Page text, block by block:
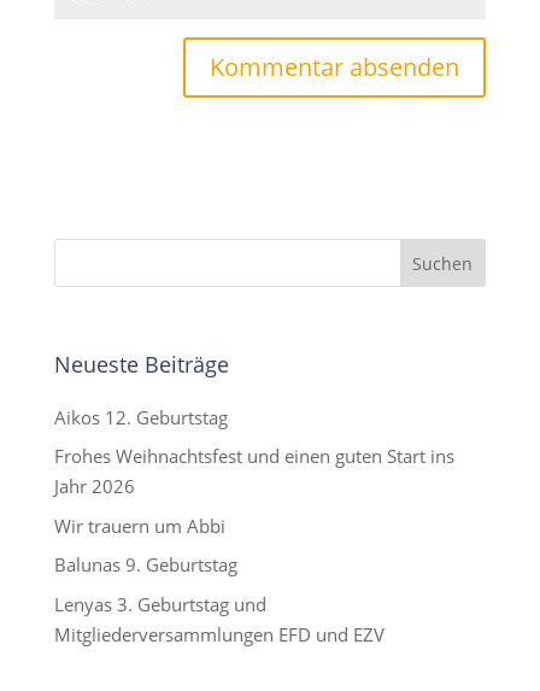
Neueste Beiträge
Aikos 12. Geburtstag
Frohes Weihnachtsfest und einen guten Start ins
Jahr 2026
Wir trauern um Abbi
Balunas 9. Geburtstag
Lenyas 3. Geburtstag und
Mitgliederversammlungen EFD und EZV